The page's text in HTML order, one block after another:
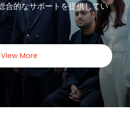
合的なサポートを提供してい
View More